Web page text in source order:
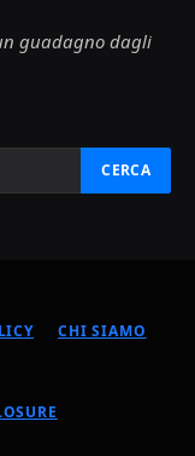
guadagno dagli
CHI SIAMO